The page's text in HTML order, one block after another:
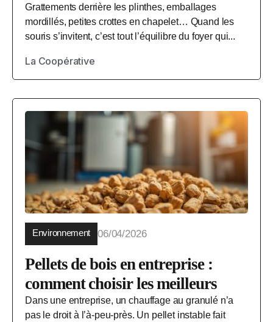
Grattements derrière les plinthes, emballages
mordillés, petites crottes en chapelet… Quand les
souris s’invitent, c’est tout l’équilibre du foyer qui...
La Coopérative
Environnement 06/04/2026
Pellets de bois en entreprise :
comment choisir les meilleurs
Dans une entreprise, un chauffage au granulé n’a
pas le droit à l’à-peu-près. Un pellet instable fait